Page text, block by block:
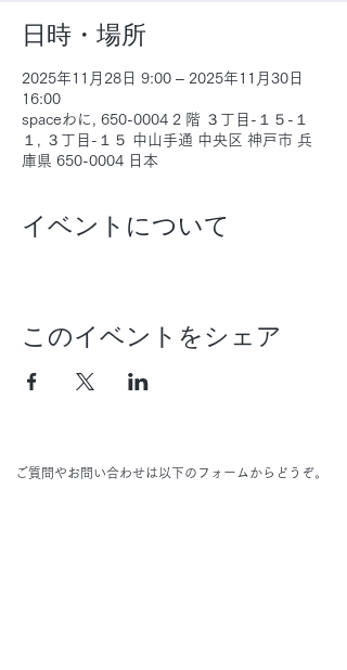
日時・場所
2025年11月28日 9:00 – 2025年11月30日
16:00
spaceわに, 650-0004 2 階 ３丁目-１５-１
１, ３丁目-１５ 中山手通 中央区 神戸市 兵
庫県 650-0004 日本
イベントについて
このイベントをシェア
ご質問やお問い合わせは以下のフォームからどうぞ。